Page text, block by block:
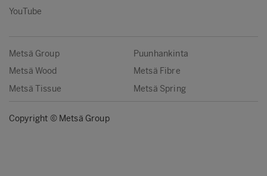
YouTube
Metsä Group
Puunhankinta
Metsä Wood
Metsä Fibre
Metsä Tissue
Metsä Spring
Copyright © Metsä Group